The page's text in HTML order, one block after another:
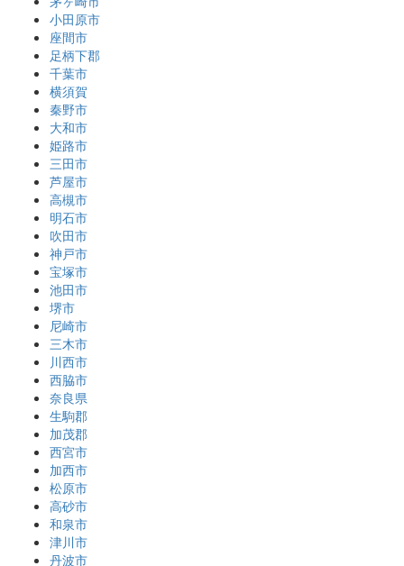
小田原市
座間市
足柄下郡
千葉市
横須賀
秦野市
大和市
姫路市
三田市
芦屋市
高槻市
明石市
吹田市
神戸市
宝塚市
池田市
堺市
尼崎市
三木市
川西市
西脇市
奈良県
生駒郡
加茂郡
西宮市
加西市
松原市
高砂市
和泉市
津川市
丹波市